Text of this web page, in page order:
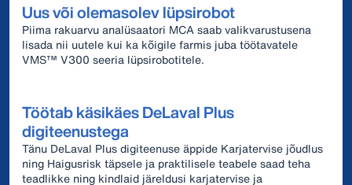
Uus või olemasolev lüpsirobot
Piima rakuarvu analüsaatori MCA saab valikvarustusena
lisada nii uutele kui ka kõigile farmis juba töötavatele
VMS™ V300 seeria lüpsirobotitele.
Töötab käsikäes DeLaval Plus
digiteenustega
Tänu DeLaval Plus digiteenuse äppide Karjatervise jõudlus
ning Haigusrisk täpsele ja praktilisele teabele saad teha
teadlikke ning kindlaid järeldusi karjatervise ja